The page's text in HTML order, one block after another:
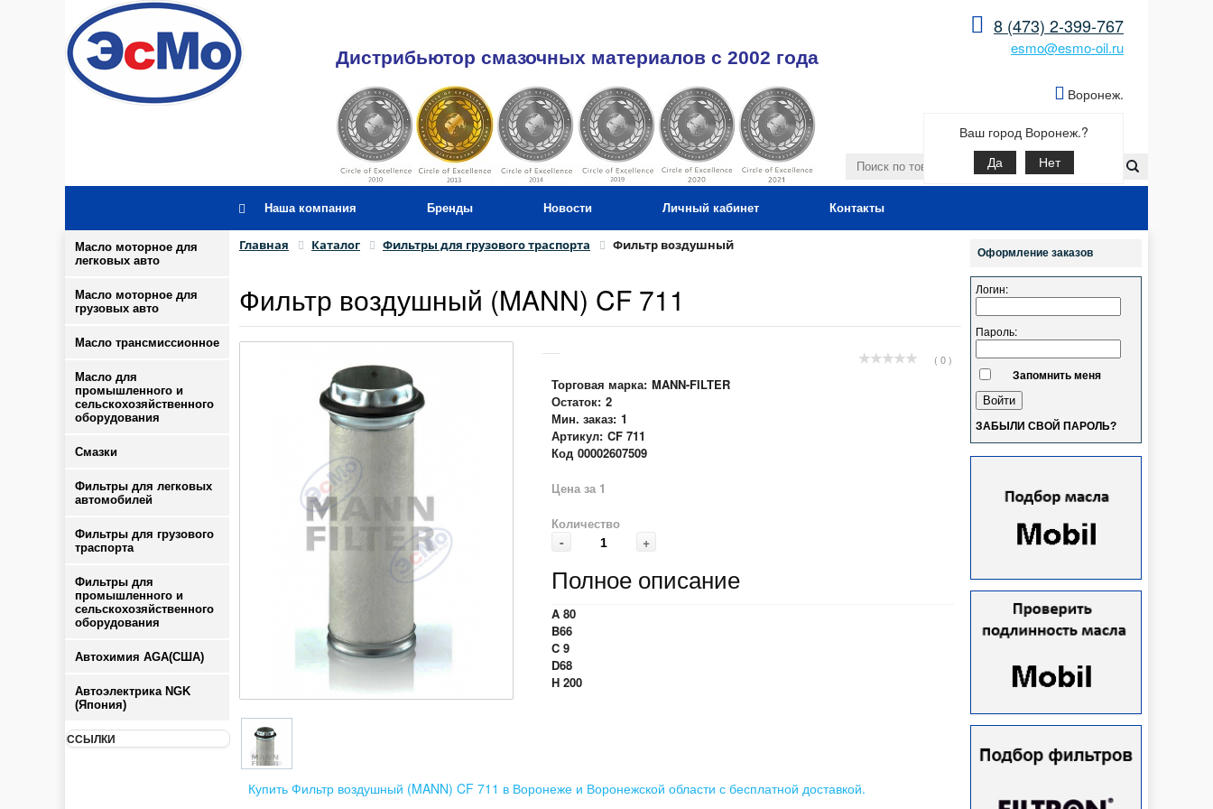
8 (473) 2-399-767
esmo@esmo-oil.ru
Дистрибьютор смазочных материалов c 2002 года
Воронеж.
Ваш город Воронеж.?
Да Нет
Наша компания Бренды Новости Личный кабинет Контакты
Масло моторное для
легковых авто
Масло моторное для
грузовых авто
Масло трансмиссионное
Масло для
промышленного и
сельскохозяйственного
оборудования
Смазки
Фильтры для легковых
автомобилей
Фильтры для грузового
траспорта
Фильтры для
промышленного и
сельскохозяйственного
оборудования
Автохимия AGA(США)
Автоэлектрика NGK
(Япония)
ССЫЛКИ
Главная Каталог Фильтры для грузового траспорта Фильтр воздушный
Фильтр воздушный (MANN) CF 711
( 0 )
Торговая марка: MANN-FILTER
Остаток: 2
Мин. заказ: 1
Артикул: CF 711
Код 00002607509
Цена за 1
Количество
- +
Полное описание
A 80
B66
C 9
D68
H 200
Купить Фильтр воздушный (MANN) CF 711 в Воронеже и Воронежской области с бесплатной доставкой.
Оформление заказов
Логин:
Пароль:
Запомнить меня
ЗАБЫЛИ СВОЙ ПАРОЛЬ?